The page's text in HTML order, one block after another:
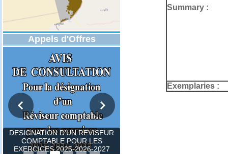
Appels d'Offres
DESIGNATION D’UN REVISEUR
COMPTABLE POUR LES
EXERCICES 2025-2026-2027
Summary :
Exemplaries :